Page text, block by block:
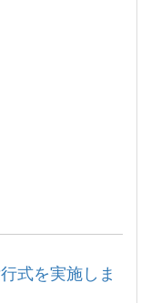
式を実施しま